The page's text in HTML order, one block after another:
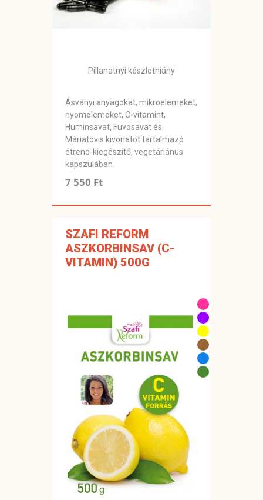
Pillanatnyi készlethiány
Ásványi anyagokat, mikroelemeket,
nyomelemeket, C-vitamint,
Huminsavat, Fuvosavat és
Máriatövis kivonatot tartalmazó
étrend-kiegészítő, vegetáriánus
kapszulában.
7 550 Ft
SZAFI REFORM
ASZKORBINSAV (C-
VITAMIN) 500G